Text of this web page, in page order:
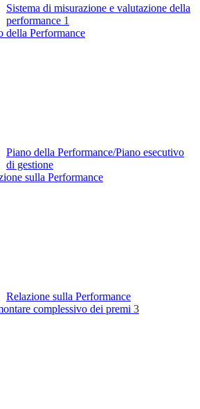
Sistema di misurazione e valutazione della
performance 1
della Performance
Piano della Performance/Piano esecutivo
di gestione
sulla Performance
Relazione sulla Performance
complessivo dei premi 3